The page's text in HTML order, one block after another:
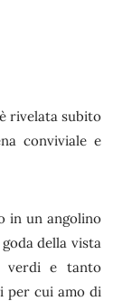
rivelata subito
conviviale e
in un angolino
della vista
verdi e tanto
per cui amo di